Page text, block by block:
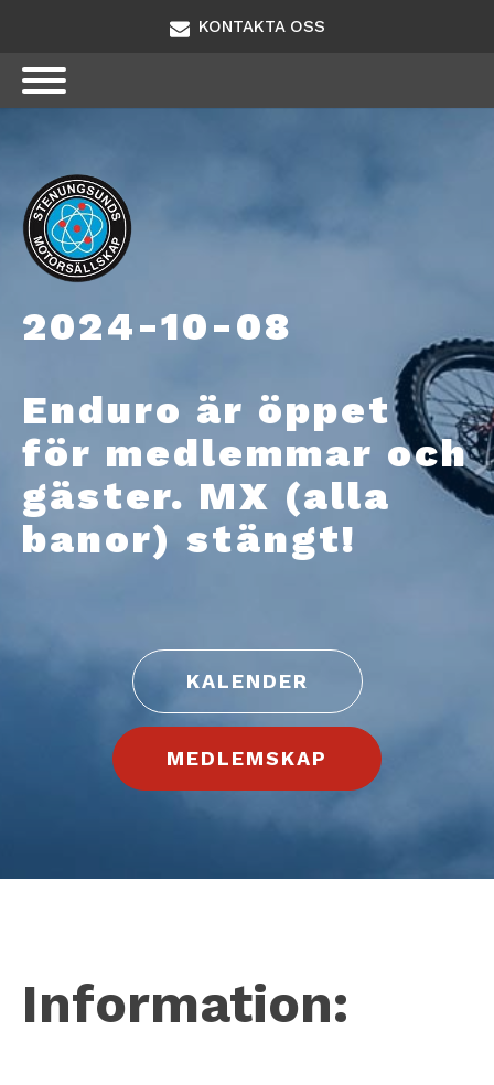
KONTAKTA OSS
2024-10-08
Enduro är öppet
för medlemmar och
gäster. MX (alla
banor) stängt!
KALENDER
MEDLEMSKAP
Information: